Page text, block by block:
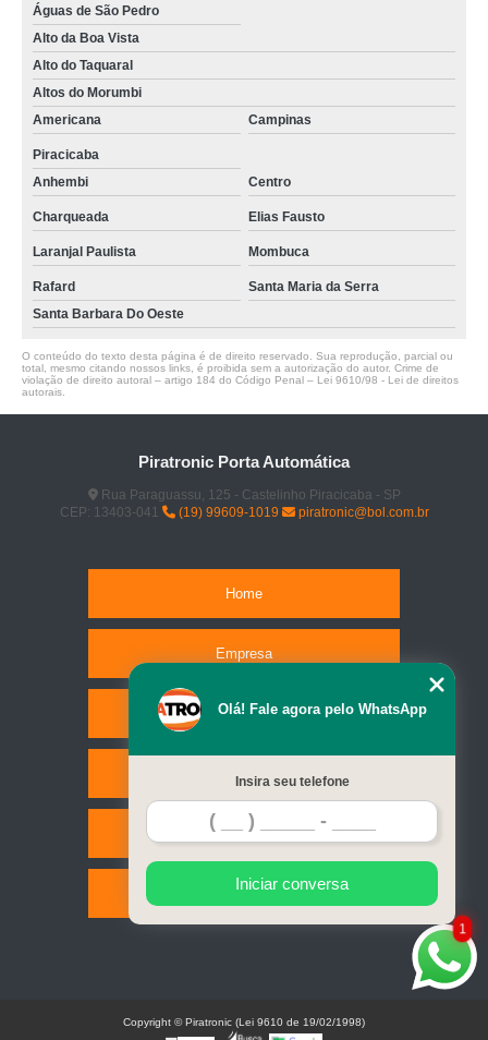
Águas de São Pedro
Alto da Boa Vista
Alto do Taquaral
Altos do Morumbi
Americana
Campinas
Piracicaba
Anhembi
Centro
Charqueada Elias Fausto
Laranjal Paulista Mombuca
Rafard
Santa Maria da Serra
Santa Barbara Do Oeste
O conteúdo do texto desta página é de direito reservado. Sua reprodução, parcial ou
total, mesmo citando nossos links, é proibida sem a autorização do autor. Crime de
violação de direito autoral – artigo 184 do Código Penal – Lei 9610/98 - Lei de direitos
autorais
Piratronic Porta Automática
Rua Paraguassu, 125 - Castelinho Piracicaba - SP
CEP: 13403-041
(19) 99609-1019 piratronic@bol.com.br
Home
Empresa
Missão
Serviços
Contato
Mapa do site
1
Olá! Fale agora pelo WhatsApp
Insira seu telefone
Iniciar conversa
Copyright © Piratronic (Lei 9610 de 19/02/1998)